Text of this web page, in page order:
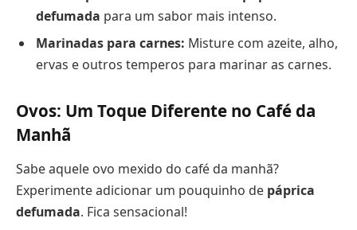
defumada para um sabor mais intenso.
Marinadas para carnes: Misture com azeite, alho,
ervas e outros temperos para marinar as carnes.
Ovos: Um Toque Diferente no Café da
Manhã
Sabe aquele ovo mexido do café da manhã?
Experimente adicionar um pouquinho de páprica
defumada. Fica sensacional!